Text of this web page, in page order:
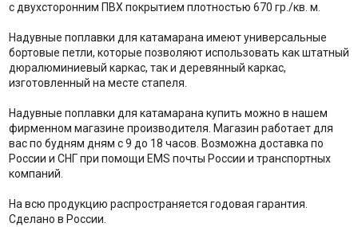
с двухсторонним ПВХ покрытием плотностью 670 гр./кв. м.
Надувные поплавки для катамарана имеют универсальные
бортовые петли, которые позволяют использовать как штатный
дюралюминиевый каркас, так и деревянный каркас,
изготовленный на месте стапеля.
Надувные поплавки для катамарана купить можно в нашем
фирменном магазине производителя. Магазин работает для
вас по будням дням с 9 до 18 часов. Возможна доставка по
России и СНГ при помощи EMS почты России и транспортных
компаний.
На всю продукцию распространяется годовая гарантия.
Сделано в России.